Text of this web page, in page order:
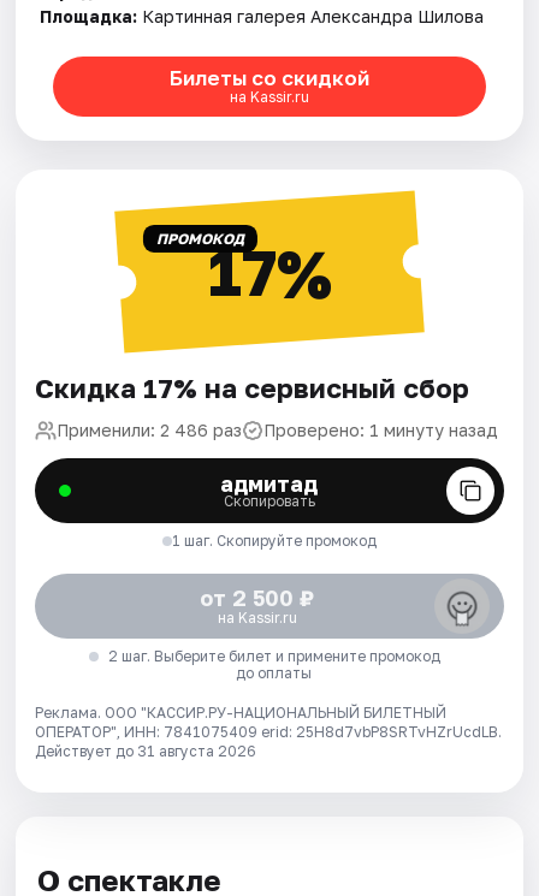
Площадка: Картинная галерея Александра Шилова
Билеты со скидкой
на Kassir.ru
ПРОМОКОД17%
Скидка 17% на сервисный сбор
Применили: 2 486 раз Проверено: 1 минуту назад
адмитад
Скопировать
1 шаг. Скопируйте промокод
от 2 500 ₽
на Kassir.ru
2 шаг. Выберите билет и примените промокод
до оплаты
Реклама. ООО "КАССИР.РУ-НАЦИОНАЛЬНЫЙ БИЛЕТНЫЙ
ОПЕРАТОР", ИНН: 7841075409 erid: 25H8d7vbP8SRTvHZrUcdLB.
Действует до 31 августа 2026
О спектакле